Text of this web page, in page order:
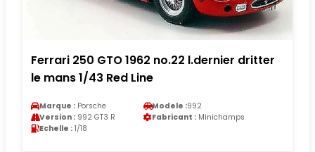
Ferrari 250 GTO 1962 no.22 l.dernier dritter
le mans 1/43 Red Line
Marque : Porsche Modele :992
Version : 992 GT3 R Fabricant : Minichamps
Echelle : 1/18